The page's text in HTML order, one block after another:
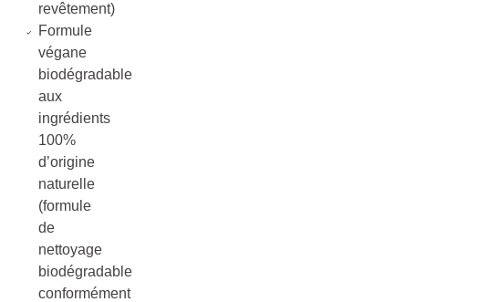
revêtement)
Formule
végane
biodégradable
aux
ingrédients
100%
d’origine
naturelle
(formule
de
nettoyage
biodégradable
conformément